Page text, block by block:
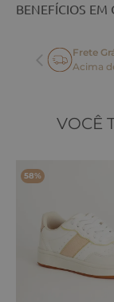
BENEFÍCIOS EM
Frete
Acima
VOCÊ
58%